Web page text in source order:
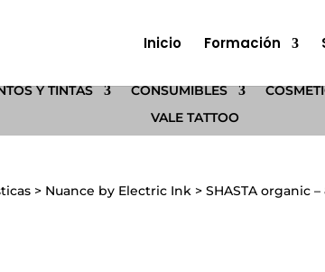
Inicio Formación
Y TINTAS CONSUMIBLES
VALE TATTOO
> Nuance by Electric Ink >SHASTA organic